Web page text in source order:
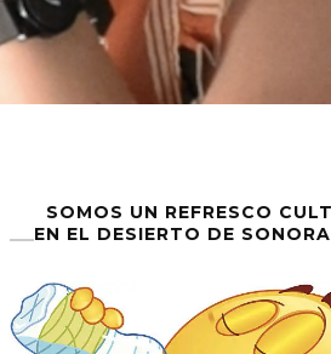
SOMOS UN REFRESCO
EN EL DESIERTO DE SONORA